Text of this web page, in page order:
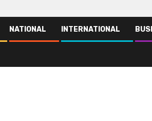
NATIONAL INTERNATIONAL